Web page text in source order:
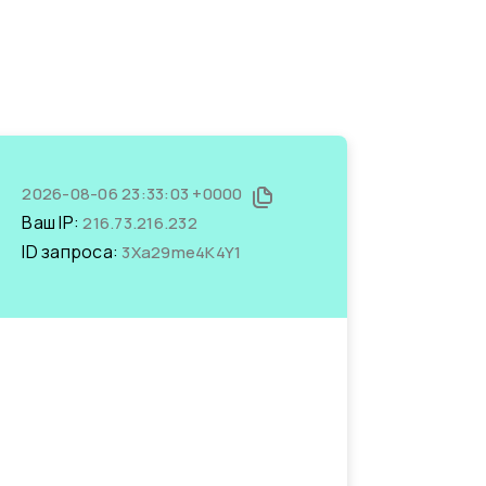
2026-08-06 23:33:03 +0000
Ваш IP:216.73.216.232
ID запроса: 3Xa29me4K4Y1